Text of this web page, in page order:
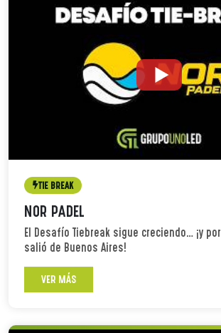
TIE BREAK
NOR PADEL
El Desafío Tiebreak sigue creciendo… ¡y
salió de Buenos Aires!
VER MÁS